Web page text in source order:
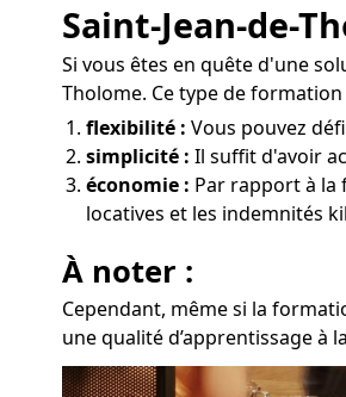
Saint-Jean-de-
Si vous êtes en quête d'une
Tholome. Ce type de
flexibilité : Vous pouvez
simplicité : Il suffit d'avoir
économie : Par rapport à la
locatives et les indemnités
À noter :
Cependant, même si la
une qualité d’apprentissage à